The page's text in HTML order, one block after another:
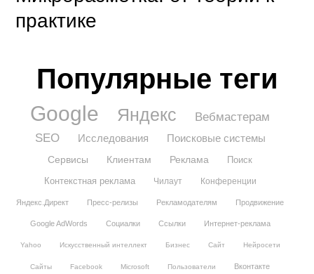
практике
Популярные теги
Google Яндекс
Вебмастерам
SEO
Исследования Поисковые системы
Сервисы Клиентам Реклама
Поиск
Контекстная реклама
Чилаут Конференции
Яндекс.Директ Пресс-релизы Рекламодателям Продвижение
Google AdWords Социалки Ссылки Интернет-реклама
Yahoo Искусственный интеллект Бизнес Сайт Нейросети
Сайты Facebook Microsoft Пользователи Вконтакте